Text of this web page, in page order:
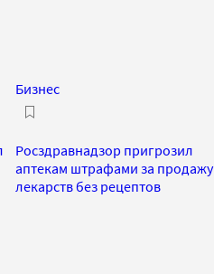
Бизнес
Росздравнадзор пригрозил
аптекам штрафами за продажу
лекарств без рецептов